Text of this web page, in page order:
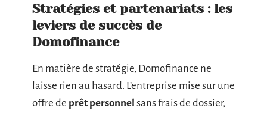
Stratégies et partenariats : les
leviers de succès de
Domofinance
En matière de stratégie, Domofinance ne
laisse rien au hasard. L’entreprise mise sur une
offre de prêt personnel sans frais de dossier,